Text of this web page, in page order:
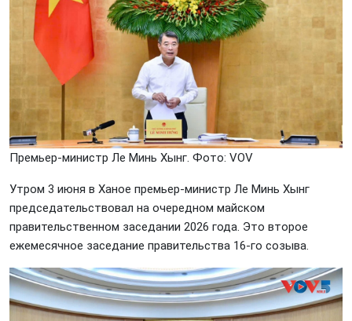
Премьер-министр Ле Минь Хынг. Фото: VOV
Утром 3 июня в Ханое премьер-министр Ле Минь Хынг
председательствовал на очередном майском
правительственном заседании 2026 года. Это второе
ежемесячное заседание правительства 16-го созыва.